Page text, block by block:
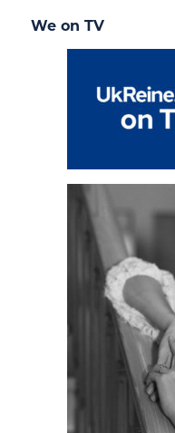
We on TV